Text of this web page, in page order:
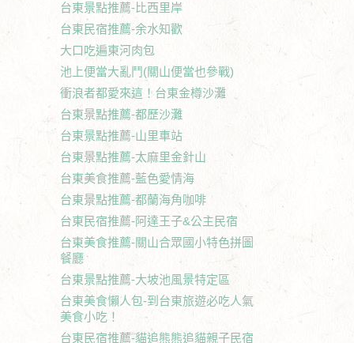
台東景點推薦-比西里岸
台東民宿推薦-余水知歡
大口吃遍東河肉包
池上便當大亂鬥(關山便當也參戰)
衝浪者都愛來這！台東金樽沙灘
台東景點推薦-都歷沙灘
台東景點推薦-山里車站
台東景點推薦-太麻里金針山
台東美食推薦-藍色愛情海
台東景點推薦-都蘭海角咖啡
台東民宿推薦-阿達王子&公主民宿
台東美食推薦-關山合眾國小特色拼圖
餐廳
台東景點推薦-大坡池風景特定區
台東美食懶人包-到台東旅遊必吃人氣
美食小吃！
台東民宿推薦-貓追熊熊追貓親子民宿